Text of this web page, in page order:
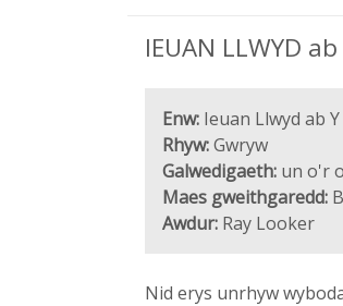
IEUAN LLWYD
Enw: Ieuan Llwyd ab
Rhyw:Gwryw
Galwedigaeth: un o'r
Maes gweithgaredd:
Awdur: Ray Looker
Nid erys unrhyw